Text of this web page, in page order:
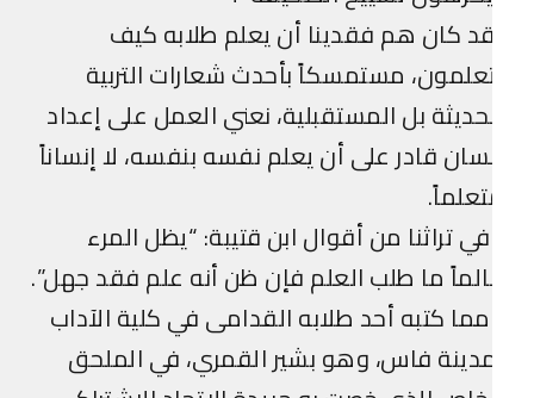
كان هم فقدينا أن يعلم طلابه كيف
مستمسكاً بأحدث شعارات التربية
بل المستقبلية، نعني العمل على إعداد
قادر على أن يعلم نفسه بنفسه، لا إنساناً
تراثنا من أقوال ابن قتيبة: “يظل المرء
ما طلب العلم فإن ظن أنه علم فقد جهل”.
كتبه أحد طلابه القدامى في كلية الآداب
فاس، وهو بشير القمري، في الملحق